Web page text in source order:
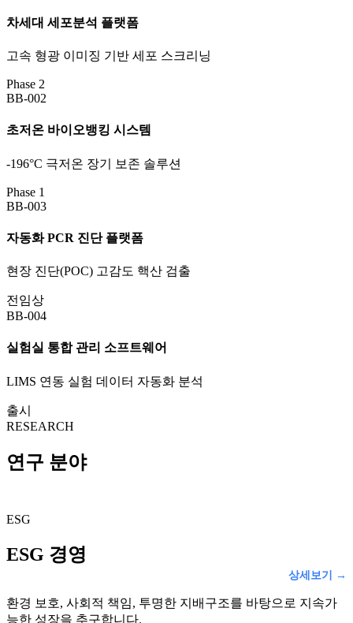
차세대 세포분석 플랫폼
고속 형광 이미징 기반 세포 스크리닝
Phase 2
BB-002
초저온 바이오뱅킹 시스템
-196°C 극저온 장기 보존 솔루션
Phase 1
BB-003
자동화 PCR 진단 플랫폼
현장 진단(POC) 고감도 핵산 검출
전임상
BB-004
실험실 통합 관리 소프트웨어
LIMS 연동 실험 데이터 자동화 분석
출시
RESEARCH
연구 분야
ESG
ESG 경영
상세보기 →
환경 보호, 사회적 책임, 투명한 지배구조를 바탕으로 지속가
능한 성장을 추구합니다.